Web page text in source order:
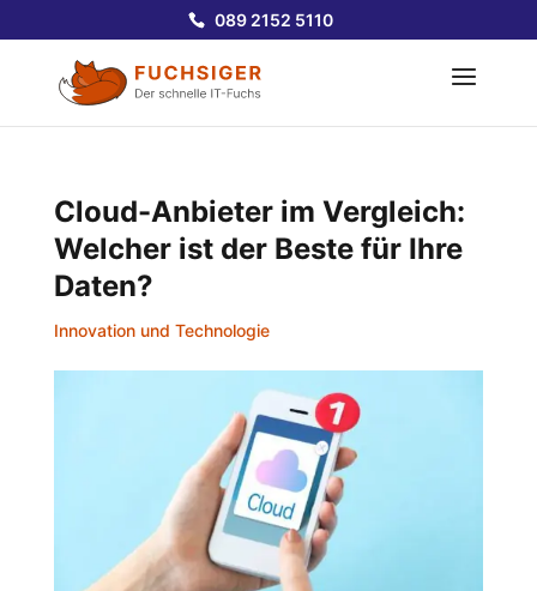
089 2152 5110
Cloud-Anbieter im Vergleich:
Welcher ist der Beste für Ihre
Daten?
Innovation und Technologie